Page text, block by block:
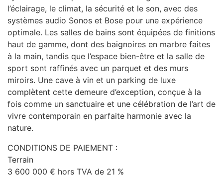
l’éclairage, le climat, la sécurité et le son, avec des
systèmes audio Sonos et Bose pour une expérience
optimale. Les salles de bains sont équipées de finitions
haut de gamme, dont des baignoires en marbre faites
à la main, tandis que l’espace bien-être et la salle de
sport sont raffinés avec un parquet et des murs
miroirs. Une cave à vin et un parking de luxe
complètent cette demeure d’exception, conçue à la
fois comme un sanctuaire et une célébration de l’art de
vivre contemporain en parfaite harmonie avec la
nature.
CONDITIONS DE PAIEMENT :
Terrain
3 600 000 € hors TVA de 21 %